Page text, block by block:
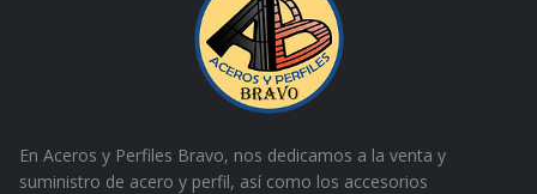
En Aceros y Perfiles Bravo, nos dedicamos a la venta y
suministro de acero y perfil, así como los accesorios